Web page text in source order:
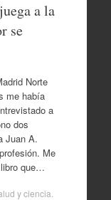
a la
se
Norte
me había
a
dos
Juan A.
Me
que…
y ciencia